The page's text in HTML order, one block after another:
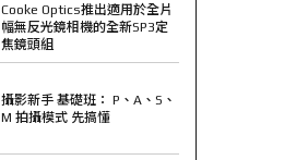
Cooke Optics推出適用於全片
幅無反光鏡相機的全新SP3定
焦鏡頭組
攝影新手 基礎班： P、A、S、
M 拍攝模式 先搞懂